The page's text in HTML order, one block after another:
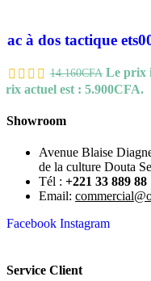
à dos tactique
14.160CFA Le prix
actuel est : 5.900CFA.
Showroom
Avenue Blaise
de la culture Douta
Tél : +221 33 889 88
Email:
Facebook Instagram
Service Client